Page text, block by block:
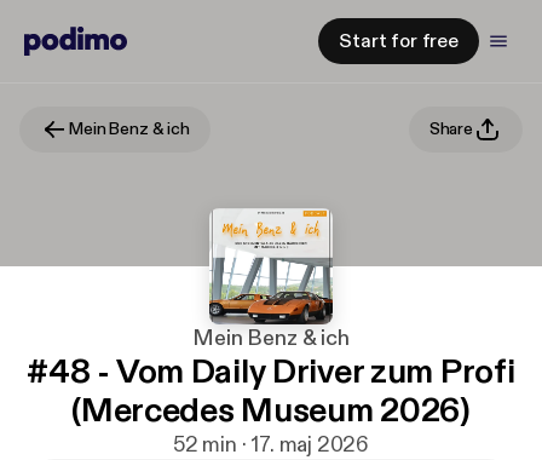
Start for free
Mein Benz & ich Share
Mein Benz & ich
#48 - Vom Daily Driver zum Profi
(Mercedes Museum 2026)
52 min · 17. maj 2026